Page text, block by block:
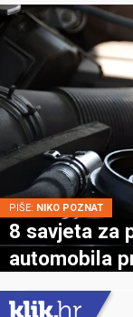
PIŠE: NIKO POZNAT
8 savjeta za
automobila